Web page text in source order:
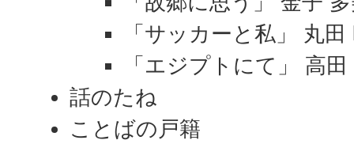
「サッカーと私」 丸田
「エジプトにて」 高
話のたね
ことばの戸籍